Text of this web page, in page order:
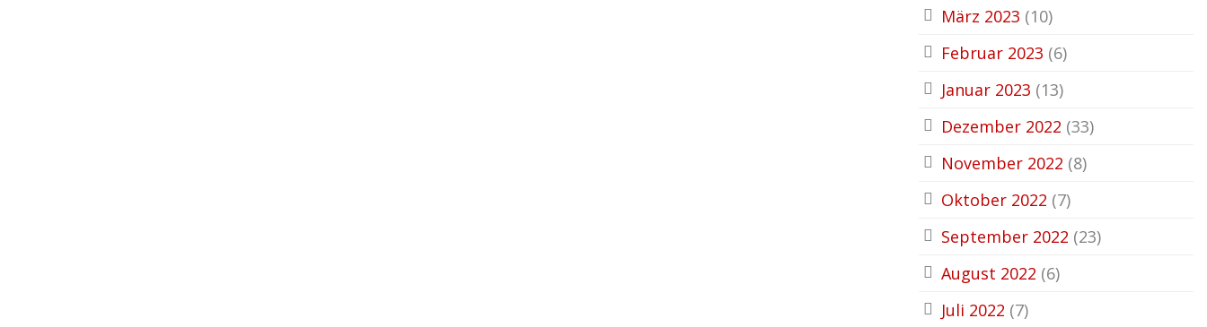
März 2023 (10)
Februar 2023 (6)
Januar 2023 (13)
Dezember 2022 (33)
November 2022 (8)
Oktober 2022 (7)
September 2022 (23)
August 2022 (6)
Juli 2022 (7)